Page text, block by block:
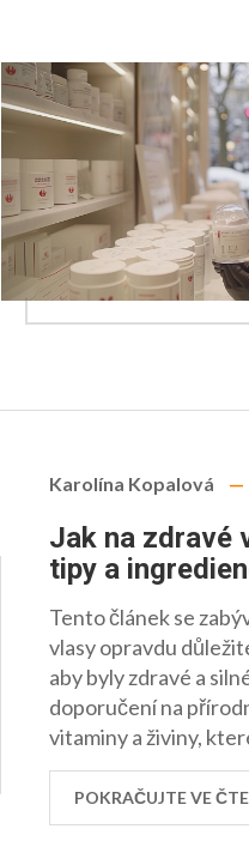
Karolína Kopalová
Jak na zdravé
tipy a
dodají život
Tento článek se
vlasy opravdu
aby byly zdravé a
doporučení na
vitaminy a živiny,
klíčové. Dále se
chybám v péči o vlasy
vyhnout. Obsahuje
POKRAČUJTE VE